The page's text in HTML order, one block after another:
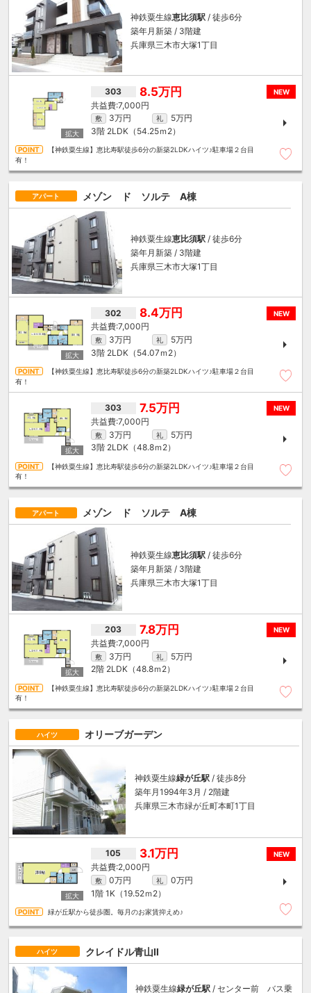
神鉄粟生線恵比須駅 / 徒歩6分
築年月新築 / 3階建
兵庫県三木市大塚1丁目
NEW
303 8.5万円
7,000円
敷 3万円 礼
5万円
3階 2LDK（54.25ｍ 2）
【神鉄粟生線】恵比寿駅徒歩6分の新築2LDKハイツ♪駐車場２台目
有！
アパート メゾン ド ソルテ A棟
神鉄粟生線恵比須駅 / 徒歩6分
築年月新築 / 3階建
兵庫県三木市大塚1丁目
NEW
302 8.4万円
7,000円
敷 3万円 礼
5万円
3階 2LDK（54.07ｍ 2）
【神鉄粟生線】恵比寿駅徒歩6分の新築2LDKハイツ♪駐車場２台目
有！
NEW
303 7.5万円
7,000円
敷 3万円 礼
5万円
3階 2LDK（48.8ｍ 2）
【神鉄粟生線】恵比寿駅徒歩6分の新築2LDKハイツ♪駐車場２台目
有！
アパート メゾン ド ソルテ A棟
神鉄粟生線恵比須駅 / 徒歩6分
築年月新築 / 3階建
兵庫県三木市大塚1丁目
NEW
203 7.8万円
7,000円
敷 3万円 礼
5万円
2階 2LDK（48.8ｍ 2）
【神鉄粟生線】恵比寿駅徒歩6分の新築2LDKハイツ♪駐車場２台目
有！
ハイツ オリーブガーデン
神鉄粟生線緑が丘駅/ 徒歩8分
築年月1994年3月 / 2階建
兵庫県三木市緑が丘町本町1丁目
NEW
105 3.1万円
2,000円
敷 0万円 礼
0万円
1階 1K（19.52ｍ 2）
緑が丘駅から徒歩圏。毎月のお家賃抑えめ♪
ハイツ クレイドル青山Ⅱ
神鉄粟生線緑が丘駅 / センター前 バス乗